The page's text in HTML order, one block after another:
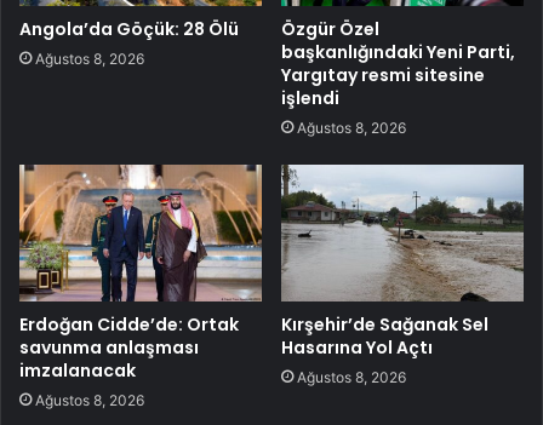
Angola’da Göçük: 28 Ölü
Ağustos 8, 2026
Özgür Özel
başkanlığındaki Yeni Parti,
Yargıtay resmi sitesine
işlendi
Ağustos 8, 2026
Erdoğan Cidde’de: Ortak
savunma anlaşması
imzalanacak
Ağustos 8, 2026
Kırşehir’de Sağanak Sel
Hasarına Yol Açtı
Ağustos 8, 2026